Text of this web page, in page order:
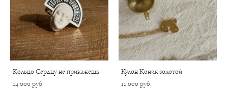
Кольцо Сердцу не прикажешь
14 000 pуб.
Кулон Коник золотой
11 000 pуб.